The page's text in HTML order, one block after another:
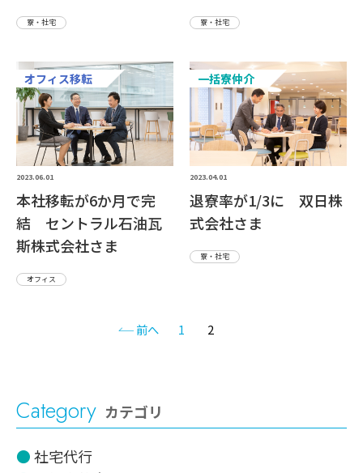
寮・社宅 寮・社宅
オフィス移転
2023.06.01
本社移転が6か月で完
結 セントラル石油瓦
斯株式会社さま
オフィス
一括寮仲介
2023.04.01
退寮率が1/3に 双日株
式会社さま
寮・社宅
前へ 1 2
Category カテゴリ
社宅代行